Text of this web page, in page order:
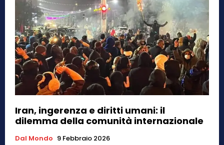
Iran, ingerenza e diritti umani: il
dilemma della comunità internazionale
Dal Mondo 9 Febbraio 2026